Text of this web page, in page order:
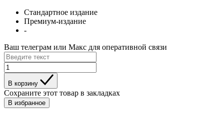
Стандартное издание
Премиум-издание
-
Ваш телеграм или Макс для оперативной связи
В корзину
Сохраните этот товар в закладках
В избранное